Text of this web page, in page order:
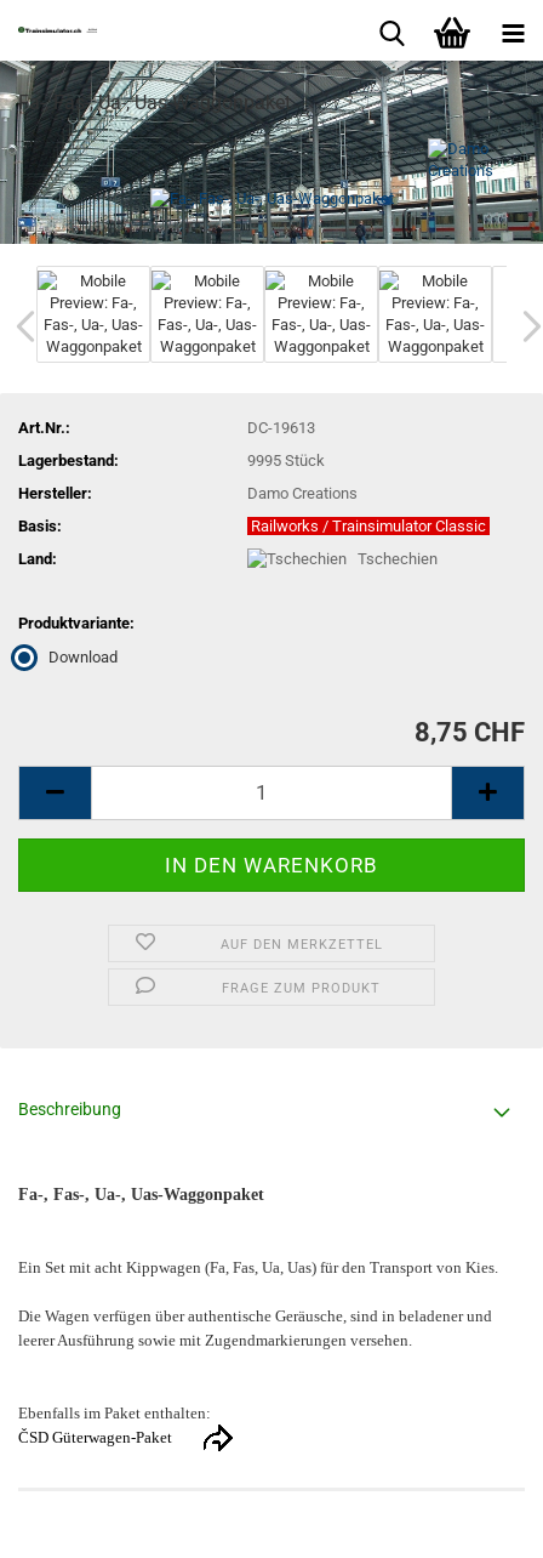
Fa-, Fas-, Ua-, Uas-Waggonpaket
Art.Nr.:
DC-19613
Lagerbestand:
9995Stück
Hersteller:
Damo Creations
Basis:
Railworks / Trainsimulator Classic
Land:
Tschechien
Produktvariante:
Download
8,75 CHF
AUF DEN MERKZETTEL
FRAGE ZUM PRODUKT
Beschreibung
Fa-, Fas-, Ua-, Uas-Waggonpaket
Ein Set mit acht Kippwagen (Fa, Fas, Ua, Uas) für den Transport von Kies.
Die Wagen verfügen über authentische Geräusche, sind in beladener und
leerer Ausführung sowie mit Zugendmarkierungen versehen.
Ebenfalls im Paket enthalten:
ČSD Güterwagen-Paket